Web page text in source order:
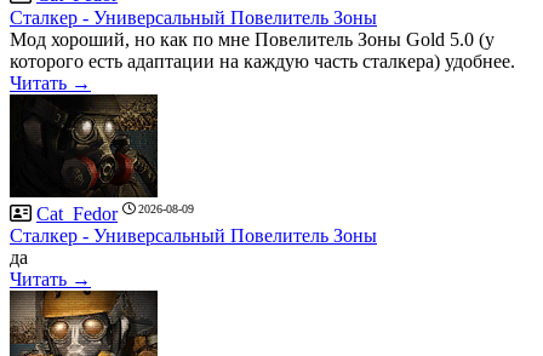
Сталкер - Универсальный Повелитель Зоны
Мод хороший, но как по мне Повелитель Зоны Gold 5.0 (у
которого есть адаптации на каждую часть сталкера) удобнее.
Читать →
Cat_Fedor 2026-08-09
Сталкер - Универсальный Повелитель Зоны
да
Читать →